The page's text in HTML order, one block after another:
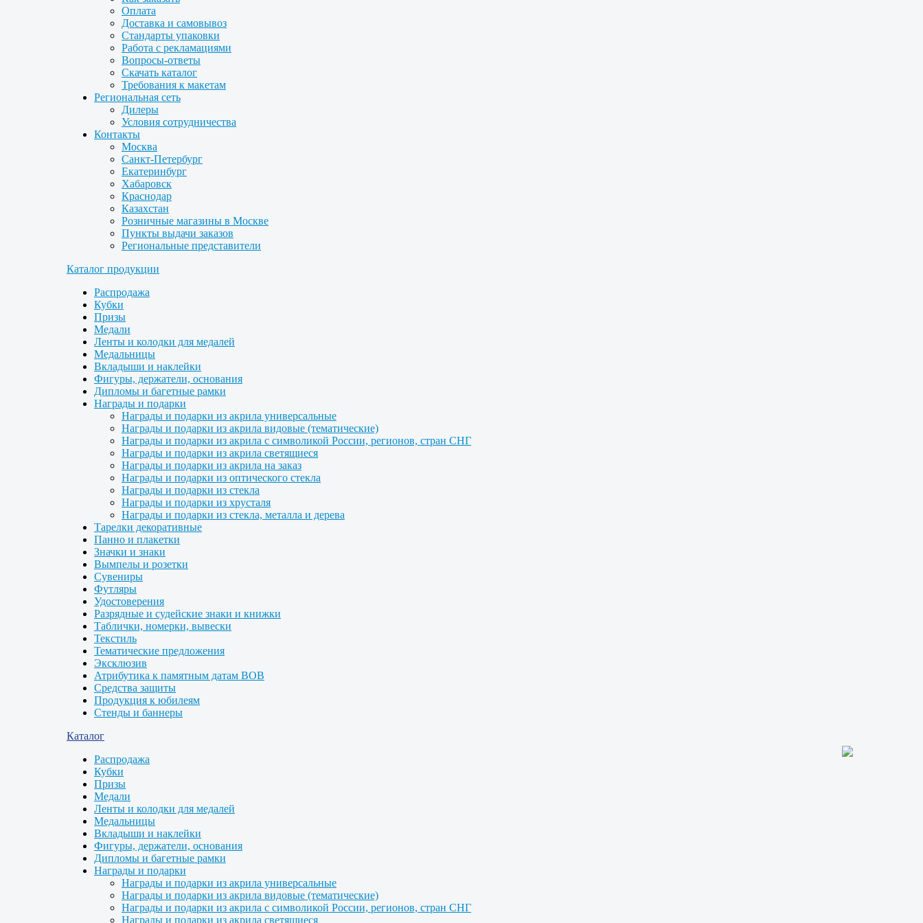
Оплата
Доставка и самовывоз
Стандарты упаковки
Работа с рекламациями
Вопросы-ответы
Скачать каталог
Требования к макетам
Региональная сеть
Дилеры
Условия сотрудничества
Контакты
Москва
Санкт-Петербург
Екатеринбург
Хабаровск
Краснодар
Казахстан
Розничные магазины в Москве
Пункты выдачи заказов
Региональные представители
Каталог продукции
Распродажа
Кубки
Призы
Медали
Ленты и колодки для медалей
Медальницы
Вкладыши и наклейки
Фигуры, держатели, основания
Дипломы и багетные рамки
Награды и подарки
Награды и подарки из акрила универсальные
Награды и подарки из акрила видовые (тематические)
Награды и подарки из акрила с символикой России, регионов, стран СНГ
Награды и подарки из акрила светящиеся
Награды и подарки из акрила на заказ
Награды и подарки из оптического стекла
Награды и подарки из стекла
Награды и подарки из хрусталя
Награды и подарки из стекла, металла и дерева
Тарелки декоративные
Панно и плакетки
Значки и знаки
Вымпелы и розетки
Сувениры
Футляры
Удостоверения
Разрядные и судейские знаки и книжки
Таблички, номерки, вывески
Текстиль
Тематические предложения
Эксклюзив
Атрибутика к памятным датам ВОВ
Средства защиты
Продукция к юбилеям
Стенды и баннеры
Каталог
Распродажа
Кубки
Призы
Медали
Ленты и колодки для медалей
Медальницы
Вкладыши и наклейки
Фигуры, держатели, основания
Дипломы и багетные рамки
Награды и подарки
Награды и подарки из акрила универсальные
Награды и подарки из акрила видовые (тематические)
Награды и подарки из акрила с символикой России, регионов, стран СНГ
Награды и подарки из акрила светящиеся